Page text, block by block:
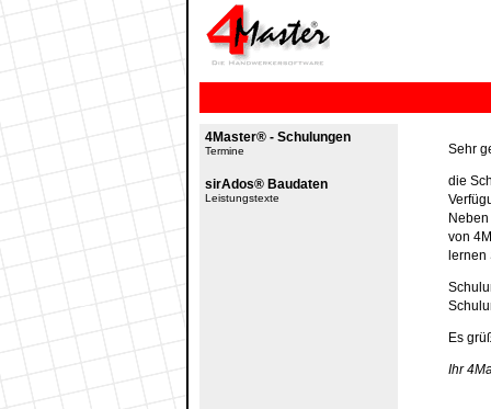
4Master® - Schulungen
Termine
sirAdos® Baudaten
Leistungstexte
Sehr
die
von
Es
Ihr